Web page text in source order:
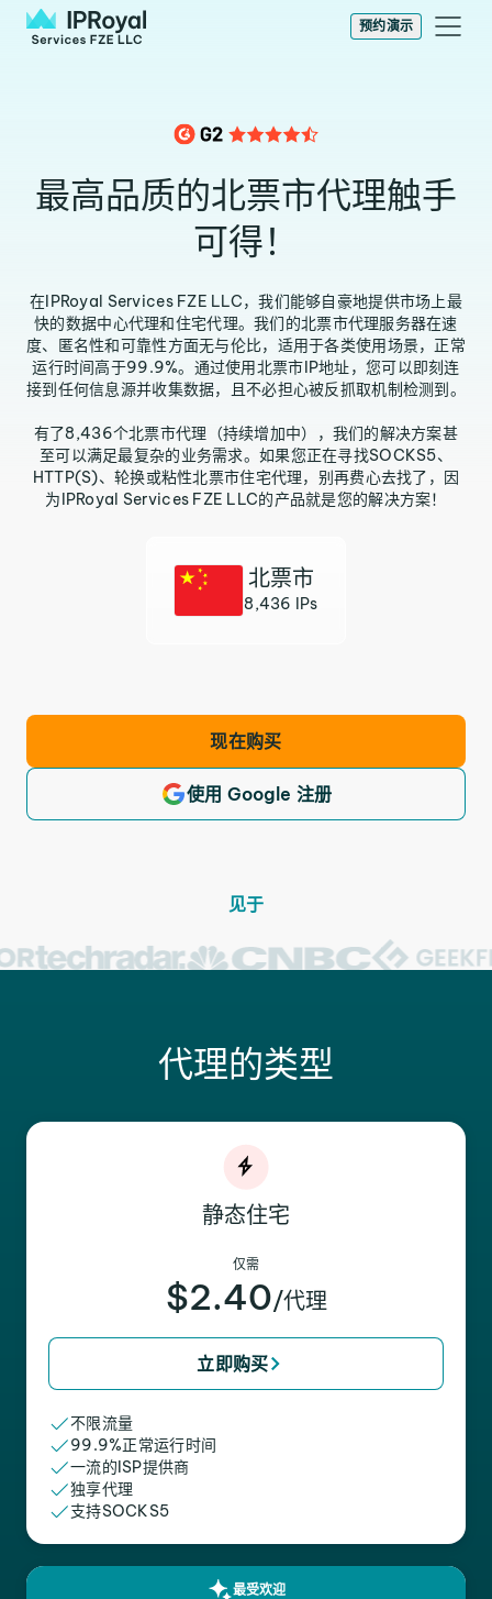
预约演示
最高品质的北票市代理触手
可得！
在IPRoyal Services FZE LLC，我们能够自豪地提供市场上最
快的数据中心代理和住宅代理。我们的北票市代理服务器在速
度、匿名性和可靠性方面无与伦比，适用于各类使用场景，正常
运行时间高于99.9%。通过使用北票市IP地址，您可以即刻连
接到任何信息源并收集数据，且不必担心被反抓取机制检测到。
有了8,436个北票市代理（持续增加中），我们的解决方案甚
至可以满足最复杂的业务需求。如果您正在寻找SOCKS5、
HTTP(S)、轮换或粘性北票市住宅代理，别再费心去找了，因
为IPRoyal Services FZE LLC的产品就是您的解决方案！
北票市
8,436 IPs
现在购买
使用 Google 注册
见于
代理的类型
静态住宅
仅需
$2.40/代理
立即购买
不限流量
99.9%正常运行时间
一流的ISP提供商
独享代理
支持SOCKS5
最受欢迎